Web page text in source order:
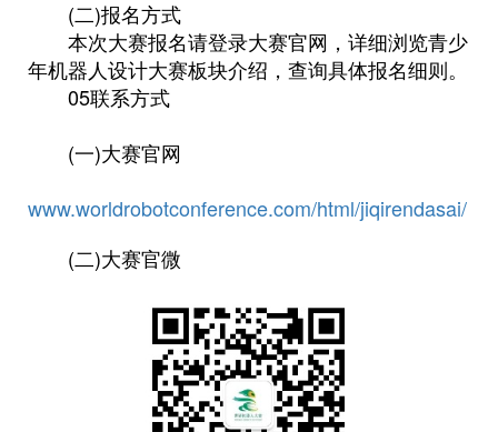
(二)报名方式
本次大赛报名请登录大赛官网，详细浏览青少
年机器人设计大赛板块介绍，查询具体报名细则。
05联系方式
(一)大赛官网
www.worldrobotconference.com/html/jiqirendasai/
(二)大赛官微